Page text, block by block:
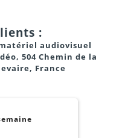
:
audiovisuel
504 Chemin de la
France